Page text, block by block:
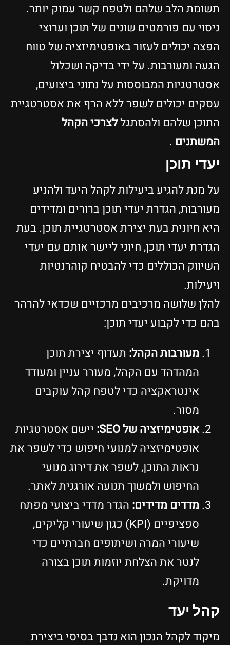
תשומת הלב שלהם ולטפח קשר עמוק יותר.
ניסוי עם פורמטים שונים של תוכן וערוצי
הפצה יכולים לעזור באופטימיזציה של טווח
הגעה ומעורבות. על ידי בדיקה ושכלול
אסטרטגיות המבוססות על נתוני ביצועים,
עסקים יכולים לשפר ללא הרף את אסטרטגיית
התוכן שלהם ולהסתגללצרכי הקהל
המשתנים .
יעדי תוכן
על מנת להגיע ביעילות לקהל היעד ולהניע
מעורבות, הגדרת יעדי תוכן ברורים ומדידים
היא חיונית בעת יצירת אסטרטגיית תוכן. בעת
הגדרת יעדי תוכן, חיוני ליישר אותם עם יעדי
השיווק הכוללים כדי להבטיח קוהרנטיות
ויעילות.
להלן שלושה מרכיבים מרכזיים שכדאי להרהר
בהם כדי לקבוע יעדי תוכן:
מעורבות הקהל: תעדוף יצירת תוכן
המהדהד עם הקהל, מעורר עניין ומעודד
אינטראקציה כדי לטפח קהל עוקבים
מסור.
אופטימיזציה של SEO:
יישם אסטרטגיות
אופטימיזציה למנועי חיפוש כדי לשפר את
נראות התוכן, לשפר את דירוג מנועי
החיפוש ולמשוך תנועה אורגנית לאתר.
מדדים מדידים: הגדר מדדי ביצועי מפתח
ספציפיים (KPI) כגון שיעורי קליקים,
שיעורי המרה ושיתופים חברתיים כדי
לנטר את הצלחת יוזמות תוכן בצורה
מדויקת.
קהל יעד
מיקוד לקהל הנכון הוא נדבך בסיסי ביצירת